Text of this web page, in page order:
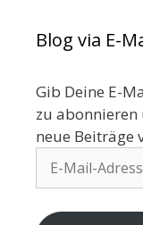
Blog via E-
Gib Deine E-
zu
neue Beiträge